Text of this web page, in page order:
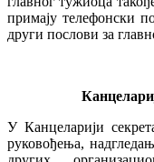
примају телефонски
други послови за
У Канцеларији
руковођења,